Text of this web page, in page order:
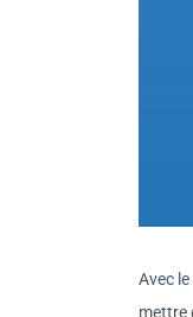
Avec
mettre